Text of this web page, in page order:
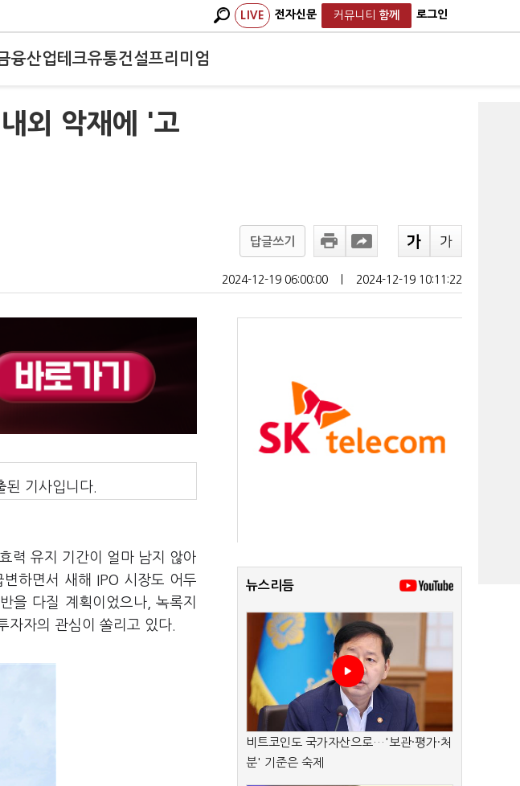
LIVE 전자신문 커뮤니티 함께 로그인
융산업테크유통건설프리미엄
외 악재에 '고
답글쓰기
2024-12-19 06:00:00 2024-12-19 10:11:22
된 기사입니다.
력 유지 기간이 얼마 남지 않아
하면서 새해 IPO 시장도 어두
을 다질 계획이었으나, 녹록지
자자의 관심이 쏠리고 있다.
뉴스리듬
비트코인도 국가자산으로…'보관·평가·처
분' 기준은 숙제